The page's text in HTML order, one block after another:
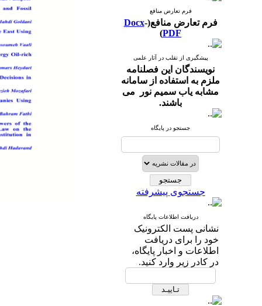
فرم تعارض منافع
فرم تعارض منافع( Docx-
PDF
)
پیشگیری از تقلب در آثار علمی
نویسندگان این فصلنامه
ملزم به استفاده از سامانه
مشابه یاب سمیم نور می
باشند.
جستجو در پایگاه
جستجوی پیشرفته
دریافت اطلاعات پایگاه
نشانی پست الكترونیک
خود را برای دریافت
اطلاعات و اخبار پایگاه،
در كادر زیر وارد كنید.